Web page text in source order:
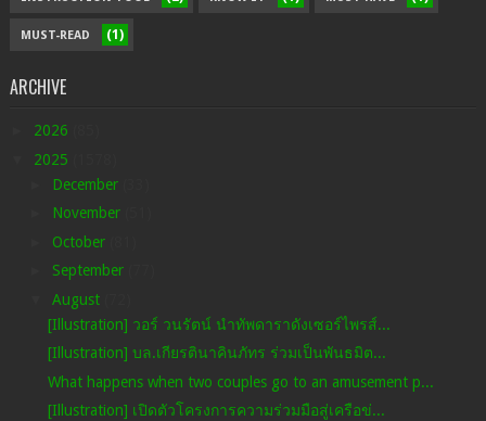
MUST-READ (1)
ARCHIVE
2026
2025
December
November
October
September
August
[Illustration] วอร์ วนรัตน์ นำทัพดาราดังเซอร์ไพรส์...
[Illustration] บล.เกียรตินาคินภัทร ร่วมเป็นพันธมิต...
What happens when two couples go to an amusement p...
[Illustration] เปิดตัวโครงการความร่วมมือสู่เครือข่...